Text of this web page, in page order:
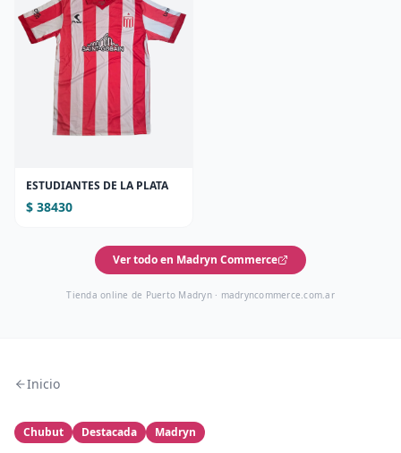
ESTUDIANTES DE LA PLATA
$ 38430
Ver todo en Madryn Commerce
Tienda online de Puerto Madryn · madryncommerce.com.ar
Inicio
Chubut Destacada Madryn